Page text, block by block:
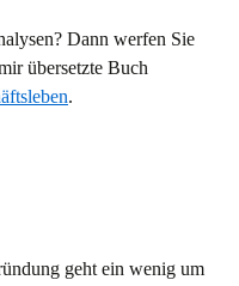
Dann werfen Sie
übersetzte Buch
.
geht ein wenig um